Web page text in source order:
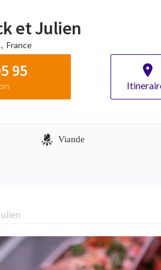
et Julien
, France
95
Viande